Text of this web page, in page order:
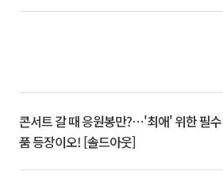
콘서트 갈 때 응원봉만?⋯'최애' 위한 필수
품 등장이오! [솔드아웃]